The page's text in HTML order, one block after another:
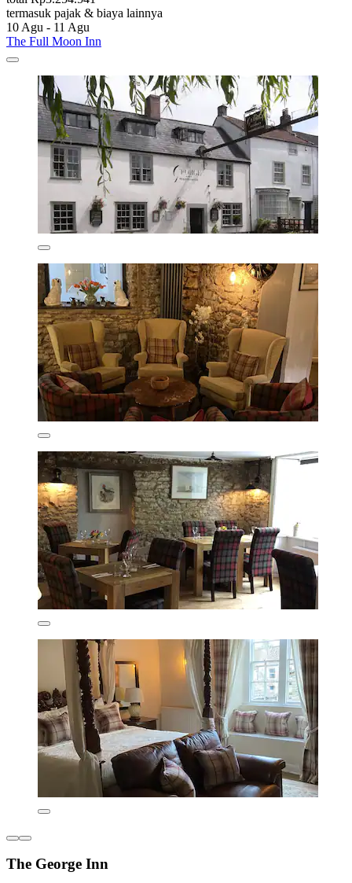
termasuk pajak & biaya lainnya
10 Agu - 11 Agu
The Full Moon Inn
The George Inn